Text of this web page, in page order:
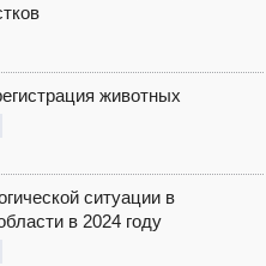
животных
ситуации в
в 2024 году